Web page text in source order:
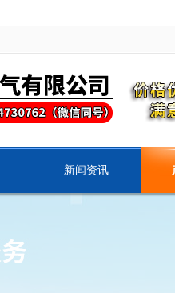
新闻资讯